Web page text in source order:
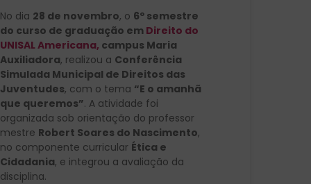
No dia 28 de novembro, o 6º semestre
do curso de graduação em Direito do
UNISAL Americana, campus Maria
Auxiliadora, realizou a Conferência
Simulada Municipal de Direitos das
Juventudes, com o tema “E o amanhã
que queremos”. A atividade foi
organizada sob orientação do professor
mestre Robert Soares do Nascimento,
no componente curricular Ética e
Cidadania, e integrou a avaliação da
disciplina.